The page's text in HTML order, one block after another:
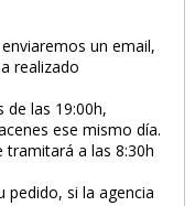
un email,
realizado
de las 19:00h,
ese mismo día.
tramitará a las 8:30h
pedido, si la agencia